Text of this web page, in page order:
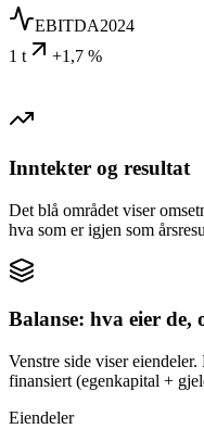
EBITDA2024
1 t
+1,7 %
Inntekter og resultat
Det blå området viser
hva som er igjen som
Balanse: hva eier de,
Venstre side viser
finansiert (egenkapital +
Eiendeler